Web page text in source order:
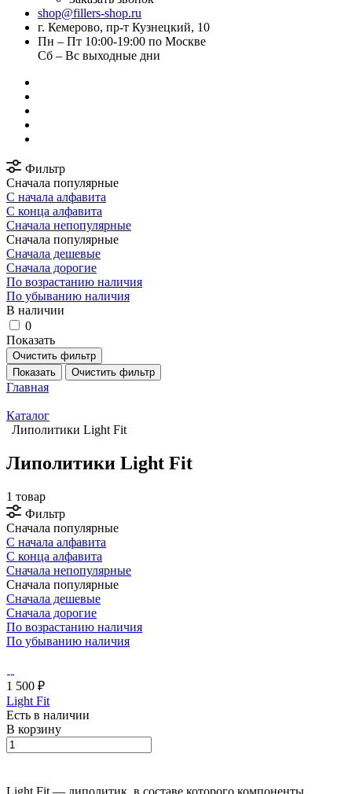
shop@fillers-shop.ru
г. Кемерово, пр-т Кузнецкий, 10
Пн – Пт 10:00-19:00 по Москве
Сб – Вс выходные дни
Фильтр
Сначала популярные
С начала алфавита
С конца алфавита
Сначала непопулярные
Сначала популярные
Сначала дешевые
Сначала дорогие
По возрастанию наличия
По убыванию наличия
В наличии
0
Показать
Очистить фильтр
Показать
Очистить фильтр
Главная
Каталог
Липолитики Light Fit
Липолитики Light Fit
1 товар
Фильтр
Сначала популярные
С начала алфавита
С конца алфавита
Сначала непопулярные
Сначала популярные
Сначала дешевые
Сначала дорогие
По возрастанию наличия
По убыванию наличия
1 500 ₽
Light Fit
Есть в наличии
В корзину
Light Fit — липолитик, в составе которого компоненты